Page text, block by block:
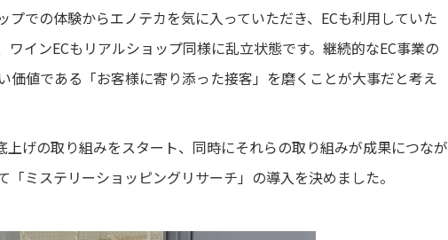
プでの体験からエノテカを気に入っていただき、ECも利用していた
インECもリアルショップ同様に乱立状態です。継続的なEC事業の
価値である「お客様に寄り添った接客」を磨くことが大事だと考え
上げの取り組みをスタート、同時にそれらの取り組みが成果につなが
「ミステリーショッピングリサーチ」の導入を決めました。